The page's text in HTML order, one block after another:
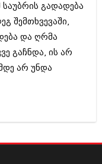
გადადება
შემთხვევაში,
და ღრმა
გაჩნდა, ის არ
არ უნდა